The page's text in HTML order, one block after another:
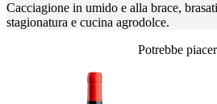
Cacciagione in umido e alla brace,
stagionatura e cucina agrodolce.
Potrebbe